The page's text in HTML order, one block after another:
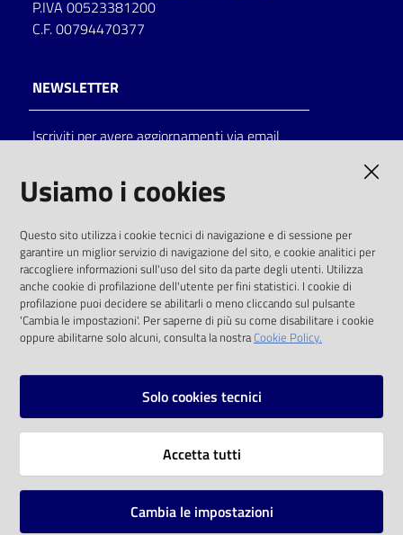
on line
Eventi
Chiedi al
bibliotecario
Avvisi
P.IVA 00523381200
C.F. 00794470377
NEWSLETTER
Iscriviti per avere aggiornamenti via email
solo alle condizioni previste dalla direttiva
comunitaria 2003/98/CE e dal d.lgs. 36/2006
SOCIAL
Instagram
Vai alla pagina
Usiamo i cookies
Questo sito utilizza i cookie tecnici di navigazione e di sessione per
garantire un miglior servizio di navigazione del sito, e cookie analitici per
raccogliere informazioni sull'uso del sito da parte degli utenti. Utilizza
anche cookie di profilazione dell'utente per fini statistici. I cookie di
profilazione puoi decidere se abilitarli o meno cliccando sul pulsante
'Cambia le impostazioni'. Per saperne di più su come disabilitare i cookie
oppure abilitarne solo alcuni, consulta la nostraCookie Policy.
Solo cookies tecnici
Accetta tutti
Cambia le impostazioni